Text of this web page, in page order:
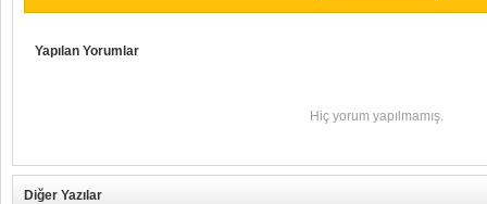
Yapılan Yorumlar
Hiç yorum yapılmamış.
Diğer Yazılar